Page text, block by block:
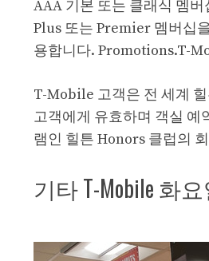
AAA 기본 또는 클래식 멤
Plus 또는 Premier 멤버십
용합니다. Promotions.T-
T-Mobile 고객은 전 세계
고객에게 유효하며 객실 예
램인 힐튼 Honors 클럽의
기타 T-Mobile 화